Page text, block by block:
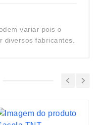
variar pois o
diversos fabricantes.